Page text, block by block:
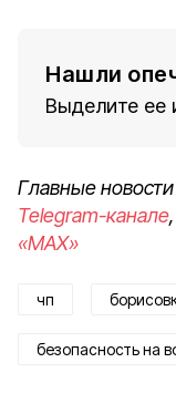
Нашли
Выделите ее
Главные
Telegram-канале,
«MAX»
чп
безопасность на